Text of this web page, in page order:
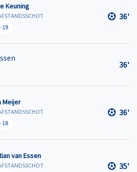
Keuning
19
36'
36'
Meijer
18
36'
van Essen
35'